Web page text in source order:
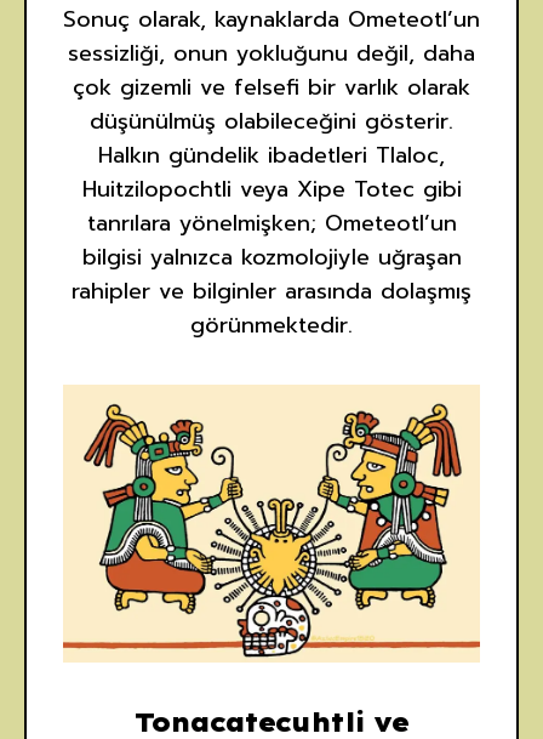
Sonuç olarak, kaynaklarda Ometeotl’un
sessizliği, onun yokluğunu değil, daha
çok gizemli ve felsefi bir varlık olarak
düşünülmüş olabileceğini gösterir.
Halkın gündelik ibadetleri Tlaloc,
Huitzilopochtli veya Xipe Totec gibi
tanrılara yönelmişken; Ometeotl’un
bilgisi yalnızca kozmolojiyle uğraşan
rahipler ve bilginler arasında dolaşmış
görünmektedir.
Tonacatecuhtli ve